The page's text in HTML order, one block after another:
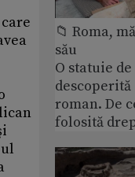
📁 Roma,
său
O statuie
roman. De
folosită